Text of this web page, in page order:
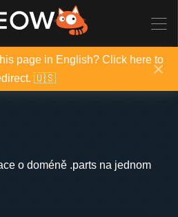
page in English? Click here to
🇺🇸
×
o doméně .parts na jednom